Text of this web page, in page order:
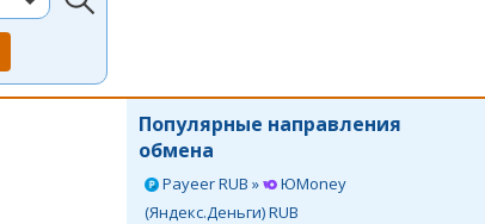
Популярные направления
обмена
Payeer RUB »
ЮMoney
(Яндекс.Деньги) RUB